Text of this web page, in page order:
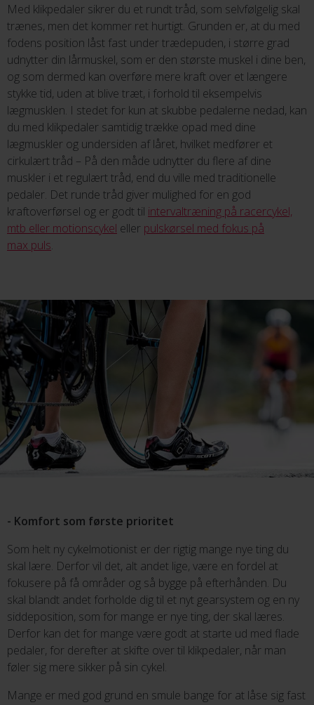
Med klikpedaler sikrer du et rundt tråd, som selvfølgelig skal
trænes, men det kommer ret hurtigt. Grunden er, at du med
fodens position låst fast under trædepuden, i større grad
udnytter din lårmuskel, som er den største muskel i dine ben,
og som dermed kan overføre mere kraft over et længere
stykke tid, uden at blive træt, i forhold til eksempelvis
lægmusklen. I stedet for kun at skubbe pedalerne nedad, kan
du med klikpedaler samtidig trække opad med dine
lægmuskler og undersiden af låret, hvilket medfører et
cirkulært tråd – På den måde udnytter du flere af dine
muskler i et regulært tråd, end du ville med traditionelle
pedaler. Det runde tråd giver mulighed for en god
kraftoverførsel og er godt til intervaltræning på racercykel,
mtb eller motionscykel eller pulskørsel med fokus på
max puls.
- Komfort som første prioritet
Som helt ny cykelmotionist er der rigtig mange nye ting du
skal lære. Derfor vil det, alt andet lige, være en fordel at
fokusere på få områder og så bygge på efterhånden. Du
skal blandt andet forholde dig til et nyt gearsystem og en ny
siddeposition, som for mange er nye ting, der skal læres.
Derfor kan det for mange være godt at starte ud med flade
pedaler, for derefter at skifte over til klikpedaler, når man
føler sig mere sikker på sin cykel.
Mange er med god grund en smule bange for at låse sig fast